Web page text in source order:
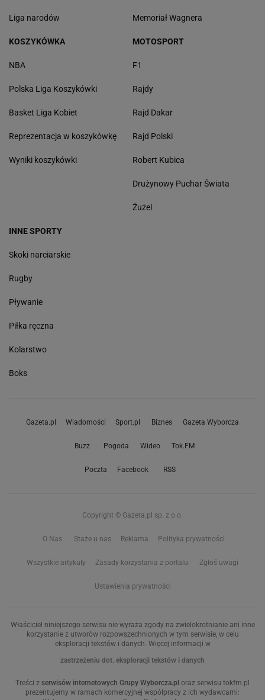
Liga narodów Memoriał Wagnera
KOSZYKÓWKA
NBA
Polska Liga Koszykówki
Basket Liga Kobiet
Reprezentacja w koszykówkę
Wyniki koszykówki
MOTOSPORT
F1
Rajdy
Rajd Dakar
Rajd Polski
Robert Kubica
Drużynowy Puchar Świata
Żużel
INNE SPORTY
Skoki narciarskie
Rugby
Pływanie
Piłka ręczna
Kolarstwo
Boks
Gazeta.pl Wiadomości Sport.pl Biznes Gazeta Wyborcza
Buzz Pogoda Wideo Tok.FM
Poczta Facebook RSS
Copyright © Gazeta.pl sp. z o.o.
O Nas Staże u nas Reklama Polityka prywatności
Wszystkie artykuły Zasady korzystania z portalu Zgłoś uwagi
Ustawienia prywatności
Właściciel niniejszego serwisu nie wyraża zgody na zwielokrotnianie ani inne
korzystanie z utworów rozpowszechnionych w tym serwisie, w celu
eksploracji tekstów i danych. Więcej informacji w
zastrzeżeniu dot. eksploracji tekstów i danych
Treści z serwisów internetowych Grupy Wyborcza.pl oraz serwisu tokfm.pl
prezentujemy w ramach komercyjnej współpracy z ich wydawcami: